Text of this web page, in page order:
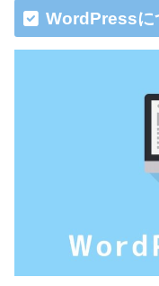
WordPressに